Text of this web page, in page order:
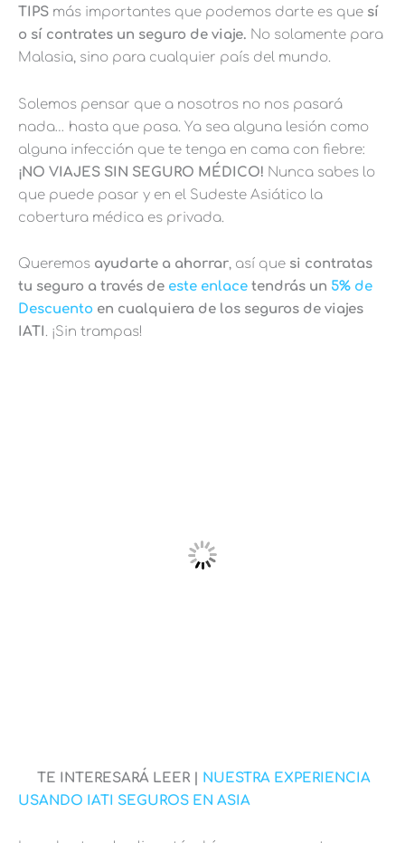
TIPS más importantes que podemos darte es que sí
o sí contrates un seguro de viaje. No solamente para
Malasia, sino para cualquier país del mundo.
Solemos pensar que a nosotros no nos pasará
nada… hasta que pasa. Ya sea alguna lesión como
alguna infección que te tenga en cama con fiebre:
¡NO VIAJES SIN SEGURO MÉDICO! Nunca sabes lo
que puede pasar y en el Sudeste Asiático la
cobertura médica es privada.
Queremos ayudarte a ahorrar, así que si contratas
tu seguro a través de este enlace tendrás un 5% de
Descuento en cualquiera de los seguros de viajes
IATI . ¡Sin trampas!
TE INTERESARÁ LEER | NUESTRA EXPERIENCIA
USANDO IATI SEGUROS EN ASIA